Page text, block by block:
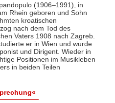
(1906–1991), in
Rhein geboren und Sohn
kroatischen
nach dem Tod des
Vaters 1908 nach Zagreb.
er in Wien und wurde
und Dirigent. Wieder in
Positionen im Musikleben
in beiden Teilen